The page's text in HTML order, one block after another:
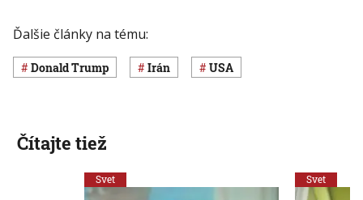
Ďalšie články na tému:
Donald Trump Irán USA
Čítajte tiež
Svet Svet